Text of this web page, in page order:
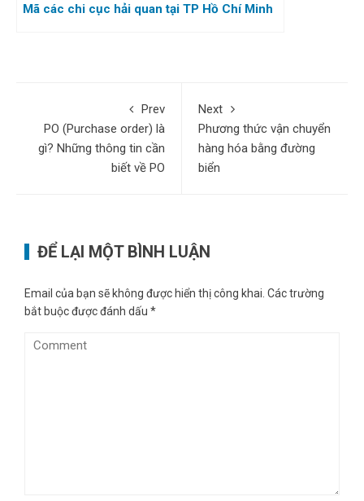
Mã các chi cục hải quan tại TP Hồ Chí Minh
Prev
PO (Purchase order) là
gì? Những thông tin cần
biết về PO
Next
Phương thức vận chuyển
hàng hóa bằng đường
biển
ĐỂ LẠI MỘT BÌNH LUẬN
Email của bạn sẽ không được hiển thị công khai. Các trường
bắt buộc được đánh dấu *